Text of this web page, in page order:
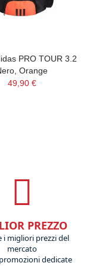
PRO TOUR 3.2
Orange
49,90 €
PREZZO
i migliori prezzi del
mercato
dedicate